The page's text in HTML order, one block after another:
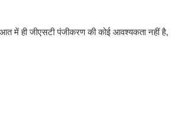
में ही जीएसटी पंजीकरण की कोई आवश्यकता नहीं है,